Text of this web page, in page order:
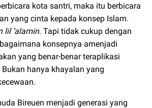
kota santri, maka itu berbicara
yang cinta kepada konsep Islam.
lil ‘alamin. Tapi tidak cukup dengan
konsepnya amenjadi
yang benar-benar teraplikasi
hanya khayalan yang
Bireuen menjadi generasi yang